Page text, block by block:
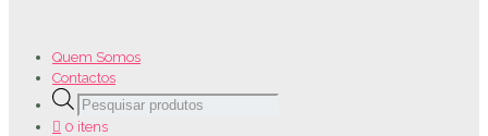
Quem Somos
Contactos
Products
search
0 itens